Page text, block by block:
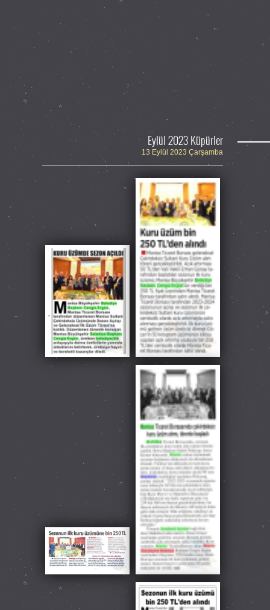
Eylül 2023 Küpürler
13 Eylül 2023 Çarşamba